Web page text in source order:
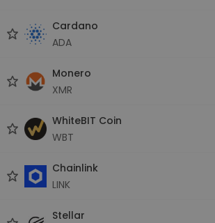
Cardano
ADA
Monero
XMR
WhiteBIT Coin
WBT
Chainlink
LINK
Stellar